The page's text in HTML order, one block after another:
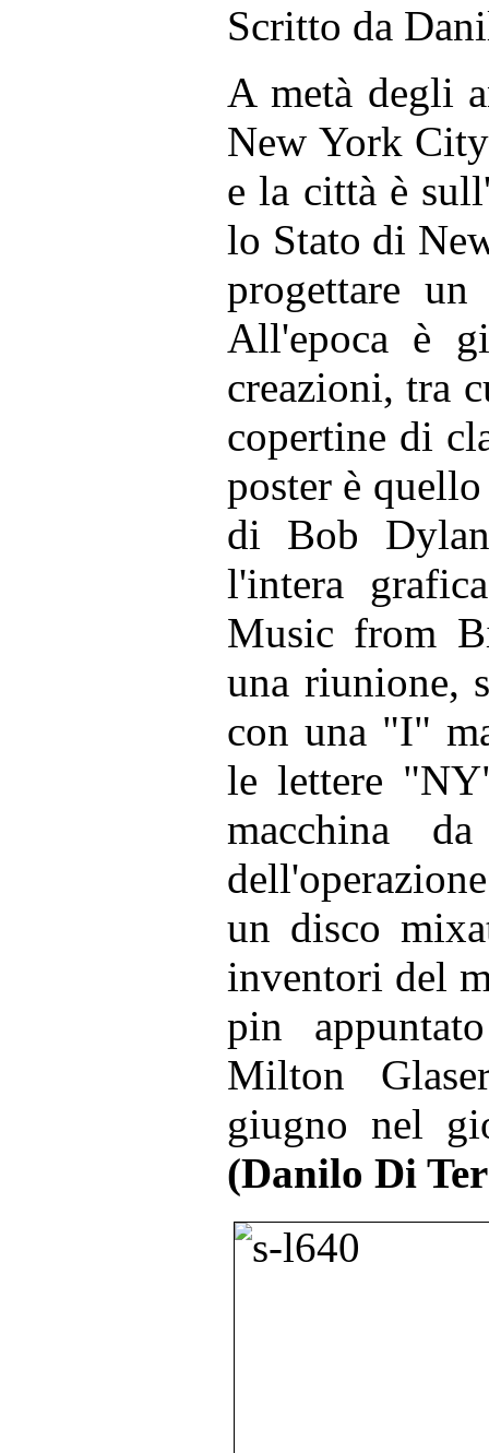
Scritto da
A metà degli
New York
e la città è
lo Stato di
progettare
All'epoca è
creazioni, tra
copertine di
poster è
di Bob
l'intera
Music from
una riunione,
con una "I"
le lettere
macchina
un disco
inventori del
pin
Milton
giugno nel
(Danilo Di